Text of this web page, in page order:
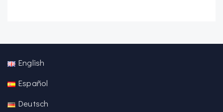
English
Español
Deutsch